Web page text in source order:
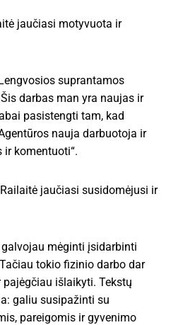
jaučiasi motyvuota ir
suprantamos
darbas man yra naujas ir
pasistengti tam, kad
nauja darbuotoja ir
komentuoti“.
jaučiasi susidomėjusi ir
mėginti įsidarbinti
tokio fizinio darbo dar
išlaikyti. Tekstų
galiu susipažinti su
pareigomis ir gyvenimo